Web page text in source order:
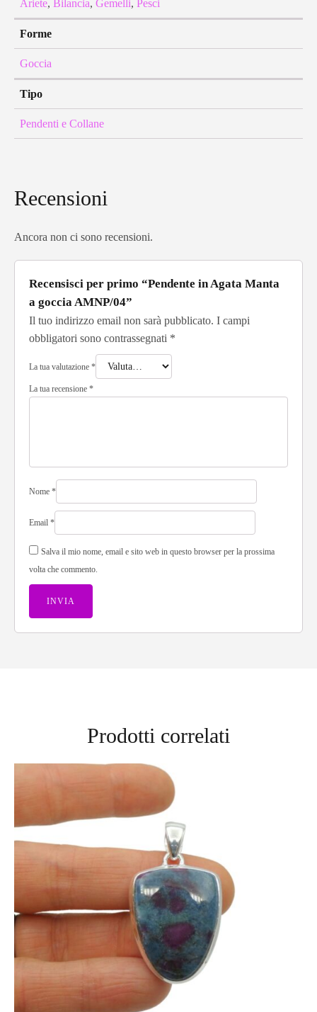
Ariete, Bilancia, Gemelli, Pesci
Forme
Goccia
Tipo
Pendenti e Collane
Recensioni
Ancora non ci sono recensioni.
Recensisci per primo “Pendente in Agata Manta
a goccia AMNP/04”
Il tuo indirizzo email non sarà pubblicato. I campi
obbligatori sono contrassegnati *
La tua valutazione *
La tua recensione *
Nome *
Email *
Salva il mio nome, email e sito web in questo browser per la prossima
volta che commento.
Prodotti correlati